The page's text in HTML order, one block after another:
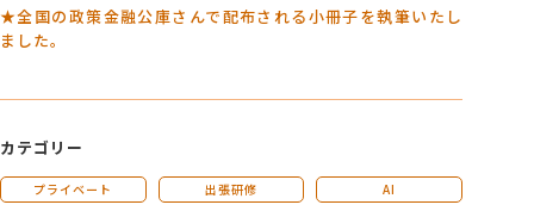
★全国の政策金融公庫さんで配布される小冊子を執筆いたし
ました。
カテゴリー
プライベート 出張研修 AI